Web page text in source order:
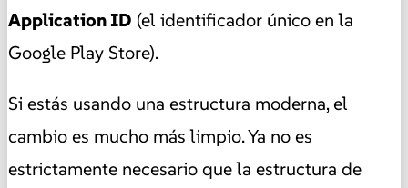
Application ID (el identificador único en la
Google Play Store).
Si estás usando una estructura moderna, el
cambio es mucho más limpio. Ya no es
estrictamente necesario que la estructura de